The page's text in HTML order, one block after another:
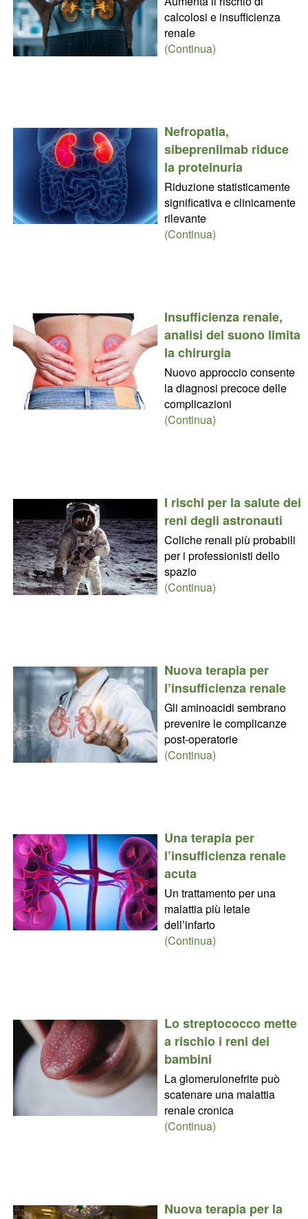
calcolosi e insufficienza
renale
(Continua)
Nefropatia,
sibeprenlimab riduce
la proteinuria
Riduzione statisticamente
significativa e clinicamente
rilevante
(Continua)
Insufficienza renale,
analisi del suono limita
la chirurgia
Nuovo approccio consente
la diagnosi precoce delle
complicazioni
(Continua)
I rischi per la salute dei
reni degli astronauti
Coliche renali più probabili
per i professionisti dello
spazio
(Continua)
Nuova terapia per
l’insufficienza renale
Gli aminoacidi sembrano
prevenire le complicanze
post-operatorie
(Continua)
Una terapia per
l’insufficienza renale
acuta
Un trattamento per una
malattia più letale
dell’infarto
(Continua)
Lo streptococco mette
a rischio i reni dei
bambini
La glomerulonefrite può
scatenare una malattia
renale cronica
(Continua)
Nuova terapia per la